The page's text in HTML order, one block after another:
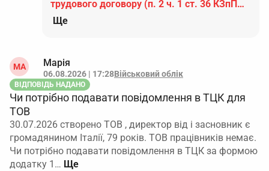
трудового договору (п. 2 ч. 1 ст. 36 КЗпП…
Ще
МА Марія
06.08.2026 | 17:28Військовий облік
ВІДПОВІДЬ НАДАНО
Чи потрібно подавати повідомлення в ТЦК для
ТОВ
30.07.2026 створено ТОВ , директор від і засновник є
громадянином Італії, 79 років. ТОВ працівників немає.
Чи потрібно подавати повідомлення в ТЦК за формою
додатку 1…